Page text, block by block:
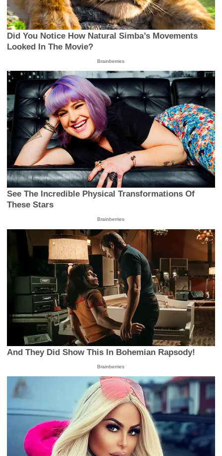
Did You Notice How Natural Simba’s Movements
Looked In The Movie?
Brainberries
See The Incredible Physical Transformations Of
These Stars
Brainberries
And They Did Show This In Bohemian Rapsody!
Brainberries